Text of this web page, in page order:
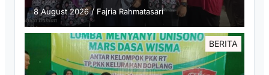
8 August 2026/ Fajria Rahmatasari
BERITA